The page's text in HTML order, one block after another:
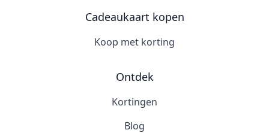
Cadeaukaart kopen
Koop met korting
Ontdek
Kortingen
Blog